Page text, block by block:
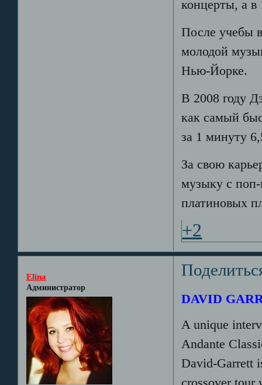
концерты, а в
После учебы
молодой
Нью-Йорке.
В 2008 году
как самый
за 1 минуту
За свою
музыку с
платиновых
+2
Elina
Администратор
DAVID
A unique
Andante
David-Garrett